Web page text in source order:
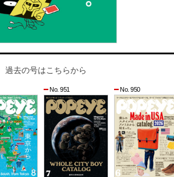
過去の号はこちらから
No. 951 No. 950